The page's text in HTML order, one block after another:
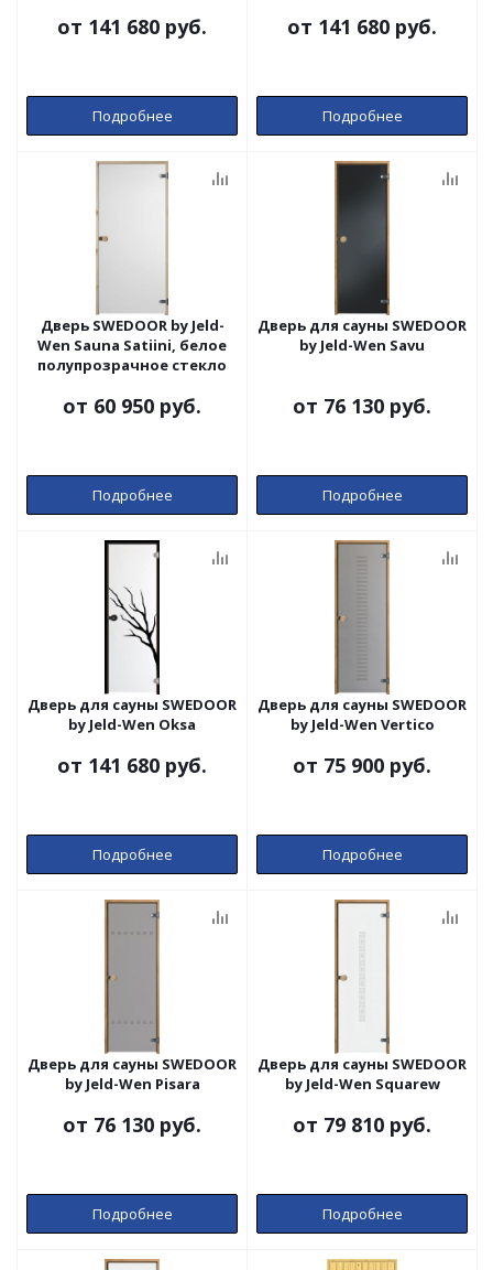
от 141 680 руб.
Подробнее
от 141 680 руб.
Подробнее
Дверь SWEDOOR by Jeld-
Wen Sauna Satiini, белое
полупрозрачное стекло
от 60 950 руб.
Подробнее
Дверь для сауны SWEDOOR
by Jeld-Wen Savu
от 76 130 руб.
Подробнее
Дверь для сауны SWEDOOR
by Jeld-Wen Oksa
от 141 680 руб.
Подробнее
Дверь для сауны SWEDOOR
by Jeld-Wen Vertico
от 75 900 руб.
Подробнее
Дверь для сауны SWEDOOR
by Jeld-Wen Pisara
от 76 130 руб.
Подробнее
Дверь для сауны SWEDOOR
by Jeld-Wen Squarew
от 79 810 руб.
Подробнее